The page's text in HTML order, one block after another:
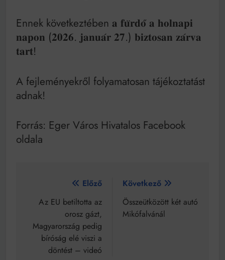
Ennek következtében 𝐚 𝐟𝐮̈𝐫𝐝𝐨̋ 𝐚 𝐡𝐨𝐥𝐧𝐚𝐩𝐢
𝐧𝐚𝐩𝐨𝐧 (𝟐𝟎𝟐𝟔. 𝐣𝐚𝐧𝐮𝐚́𝐫 𝟐𝟕.) 𝐛𝐢𝐳𝐭𝐨𝐬𝐚𝐧 𝐳𝐚́𝐫𝐯𝐚
𝐭𝐚𝐫𝐭!
A fejleményekről folyamatosan tájékoztatást
adnak!
Forrás: Eger Város Hivatalos Facebook
oldala
Bejegyzés
navigáció
Előző
Az EU betiltotta az
orosz gázt,
Magyarország pedig
bíróság elé viszi a
döntést – videó
Következő
Összeütközött két autó
Mikófalvánál